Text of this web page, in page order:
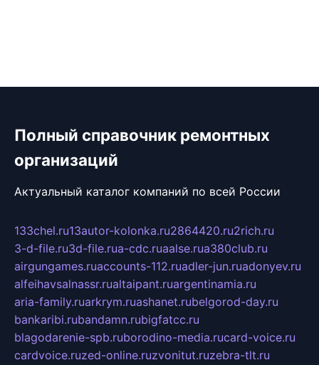
Полный справочник ремонтных
организаций
Актуальный каталог компаний по всей России
133chel.ru13autor-kolonka.ru2864420.ru2rich.ru
3-d-file.ru3d-file.rua-cdc.ruaalse.rua380club.ru
airgungames.ruaccounts-112.ruadler-jun.ruadonyev.ru
alfeihavsalnassr.rualtaipant.ruargentinamia.ru
aria-family.ruarkrym.ruashanet.rubelgorod-day.ru
bankaribi.rubandamn.rubigfatcc.ru
blagodarenie-spb.ruborodino-media.rucard-voice.ru
cardvoice.ruzed-online.ruzvonitut.ruzebra-tlt.ru